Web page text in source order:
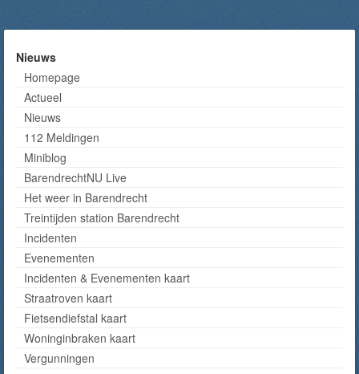
Nieuws
Homepage
Actueel
Nieuws
112 Meldingen
Miniblog
BarendrechtNU Live
Het weer in Barendrecht
Treintijden station Barendrecht
Incidenten
Evenementen
Incidenten & Evenementen kaart
Straatroven kaart
Fietsendiefstal kaart
Woninginbraken kaart
Vergunningen